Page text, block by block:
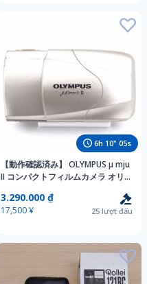
6h 10" 03s
【動作確認済み】 OLYMPUS μ mju
II コンパクトフィルムカメラ オリン
3.290.000 ₫
17,500 ¥ 25 lượt đấu